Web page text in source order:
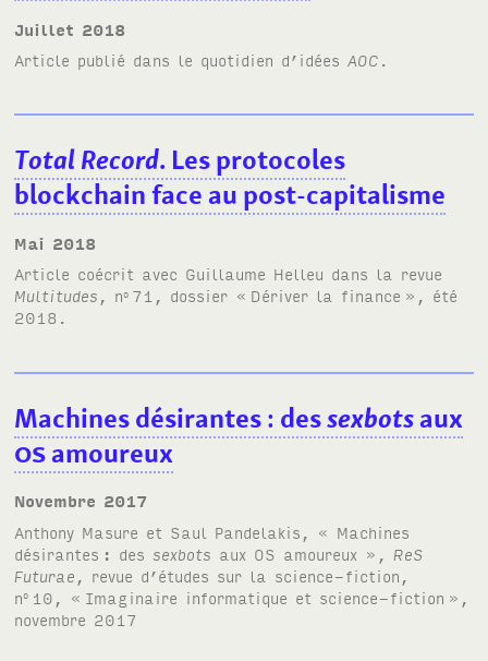
juillet 2018
Article publié dans le quotidien d’idéesAOC .
Total Record. Les protocoles
blockchain face au post-capitalisme
mai 2018
Article coécrit avec Guillaume Helleu dans la revue
Multitudes , no 71, dossier « Dériver la finance », été
2018.
Machines désirantes: dessexbotsaux
OSamoureux
novembre 2017
Anthony Masure et Saul Pandelakis, « Machines
désirantes : des sexbots aux OS amoureux »
ReS
Futurae , revue d’études sur la science-fiction,
no 10, « Imaginaire informatique et science-fiction »,
novembre 2017